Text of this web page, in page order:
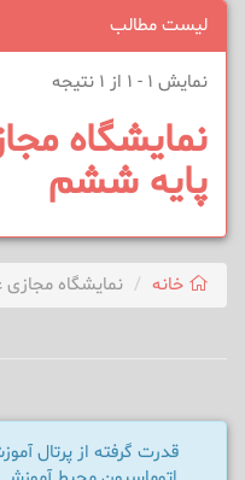
لیست مطالب
نمایش 1 - 1 از 1 نتیجه
نمایشگاه
پایه ششم
خانه نمایشگاه
قدرت گرفته از پرتال